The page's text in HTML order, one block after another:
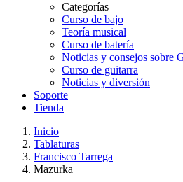
Categorías
Curso de bajo
Teoría musical
Curso de batería
Noticias y consejos sobre
Curso de guitarra
Noticias y diversión
Soporte
Tienda
Inicio
Tablaturas
Francisco Tarrega
Mazurka